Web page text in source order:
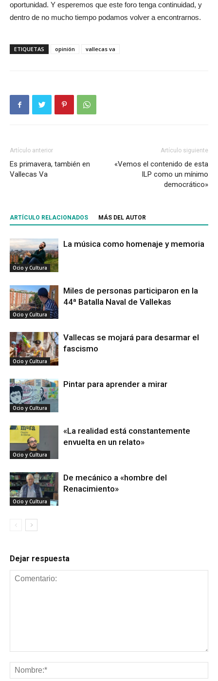
oportunidad. Y esperemos que este foro tenga continuidad, y
dentro de no mucho tiempo podamos volver a encontrarnos.
ETIQUETAS opinión vallecas va
Artículo anterior
Es primavera, también en
Vallecas Va
Artículo siguiente
«Vemos el contenido de esta
ILP como un mínimo
democrático»
ARTÍCULO RELACIONADOS MÁS DEL AUTOR
Ocio y Cultura
La música como homenaje y memoria
Ocio y Cultura
Miles de personas participaron en la
44ª Batalla Naval de Vallekas
Ocio y Cultura
Vallecas se mojará para desarmar el
fascismo
Ocio y Cultura
Pintar para aprender a mirar
Ocio y Cultura
«La realidad está constantemente
envuelta en un relato»
Ocio y Cultura
De mecánico a «hombre del
Renacimiento»
Dejar respuesta